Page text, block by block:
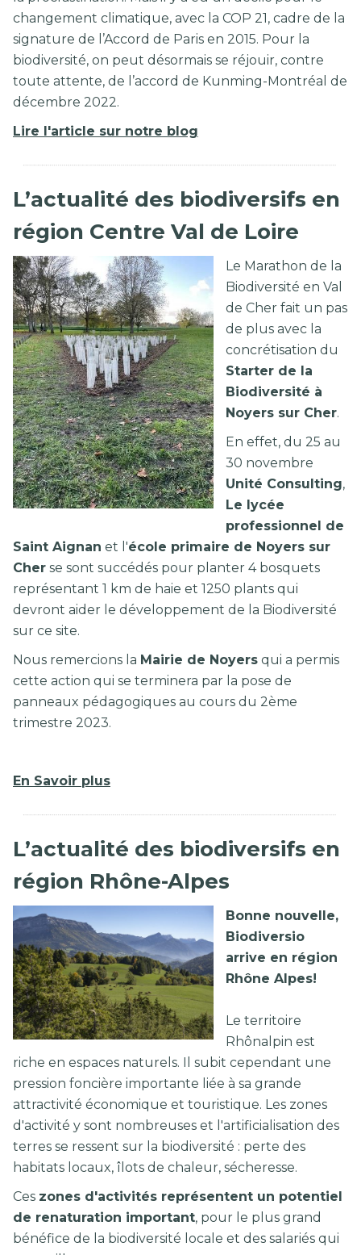
changement climatique, avec la COP 21, cadre de la
signature de l’Accord de Paris en 2015. Pour la
biodiversité, on peut désormais se réjouir, contre
toute attente, de l’accord de Kunming-Montréal de
décembre 2022.
Lire l'article sur notre blog
L’actualité des biodiversifs en
région Centre Val de Loire
Le Marathon de la
Biodiversité en Val
de Cher fait un pas
de plus avec la
concrétisation du
Starter de la
Biodiversité à
Noyers sur Cher.
En effet, du 25 au
30 novembre
Unité Consulting,
Le lycée
professionnel de
Saint Aignan et l'école primaire de Noyers sur
Cher se sont succédés pour planter 4 bosquets
représentant 1 km de haie et 1250 plants qui
devront aider le développement de la Biodiversité
sur ce site.
Nous remercions la Mairie de Noyers qui a permis
cette action qui se terminera par la pose de
panneaux pédagogiques au cours du 2ème
trimestre 2023.
En Savoir plus
L’actualité des biodiversifs en
région Rhône-Alpes
Bonne nouvelle,
Biodiversio
arrive en région
Rhône Alpes!
Le territoire
Rhônalpin est
riche en espaces naturels. Il subit cependant une
pression foncière importante liée à sa grande
attractivité économique et touristique. Les zones
d'activité y sont nombreuses et l'artificialisation des
terres se ressent sur la biodiversité : perte des
habitats locaux, îlots de chaleur, sécheresse.
Ces zones d'activités représentent un potentiel
de renaturation important, pour le plus grand
bénéfice de la biodiversité locale et des salariés qui